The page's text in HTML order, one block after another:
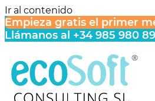
Ir al contenido
Empieza gratis el primer
Llámanos al +34 985 980